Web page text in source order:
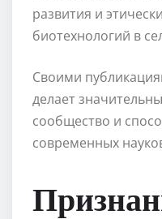
развития и
биотехнологий в
Своими
делает
сообщество и
современных